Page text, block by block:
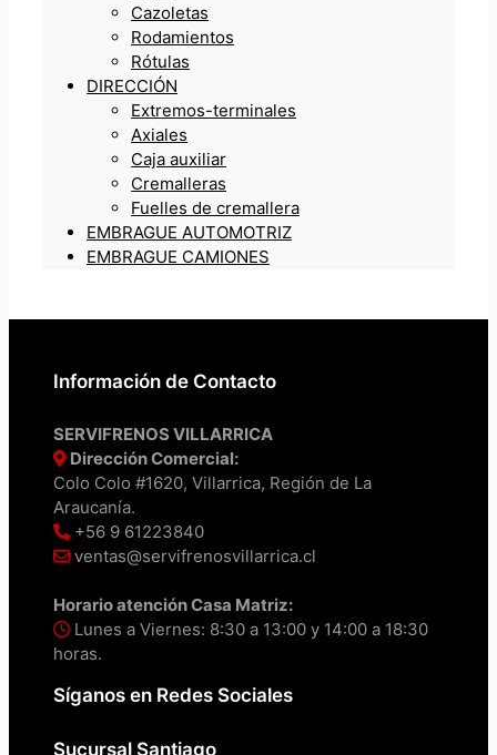
Cazoletas
Rodamientos
Rótulas
DIRECCIÓN
Extremos-terminales
Axiales
Caja auxiliar
Cremalleras
Fuelles de cremallera
EMBRAGUE AUTOMOTRIZ
EMBRAGUE CAMIONES
Información de Contacto
SERVIFRENOS VILLARRICA
Dirección Comercial:
Colo Colo #1620, Villarrica, Región de La
Araucanía.
+56 9 61223840
ventas@servifrenosvillarrica.cl
Horario atención Casa Matriz:
Lunes a Viernes: 8:30 a 13:00 y 14:00 a 18:30
horas.
Síganos en Redes Sociales
Sucursal Santiago